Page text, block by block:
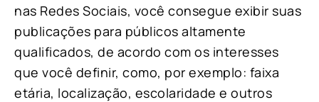
nas Redes Sociais, você consegue exibir suas
publicações para públicos altamente
qualificados, de acordo com os interesses
que você definir, como, por exemplo: faixa
etária, localização, escolaridade e outros